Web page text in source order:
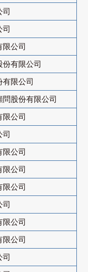
公司
有限公司
限公司
股份有限公司
公司
公司
公司
公司
公司
公司